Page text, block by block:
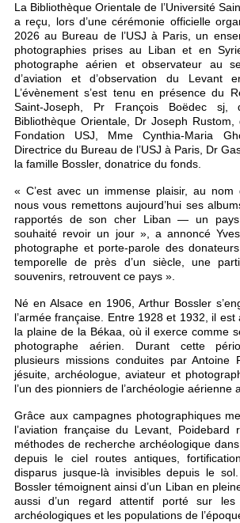
La Bibliothèque Orientale de l’Université
a reçu, lors d’une cérémonie officielle
2026 au Bureau de l’USJ à Paris, un
photographies prises au Liban et en
photographe aérien et observateur au
d’aviation et d’observation du Levant
L’évènement s’est tenu en présence du
Saint-Joseph, Pr François Boëdec
Bibliothèque Orientale, Dr Joseph
Fondation USJ, Mme Cynthia-Maria
Directrice du Bureau de l’USJ à Paris, Dr
la famille Bossler, donatrice du fonds.
« C’est avec un immense plaisir, au nom
nous vous remettons aujourd’hui ses
rapportés de son cher Liban — un pays
souhaité revoir un jour », a annoncé
photographe et porte-parole des
temporelle de près d’un siècle, une
souvenirs, retrouvent ce pays ».
Né en Alsace en 1906, Arthur Bossler
l’armée française. Entre 1928 et 1932, il
la plaine de la Békaa, où il exerce comme
photographe aérien. Durant cette
plusieurs missions conduites par Antoine
jésuite, archéologue, aviateur et
l’un des pionniers de l’archéologie aérienne
Grâce aux campagnes photographiques
l’aviation française du Levant, Poidebard
méthodes de recherche archéologique
depuis le ciel routes antiques,
disparus jusque-là invisibles depuis le
Bossler témoignent ainsi d’un Liban en
aussi d’un regard attentif porté sur les
archéologiques et les populations de